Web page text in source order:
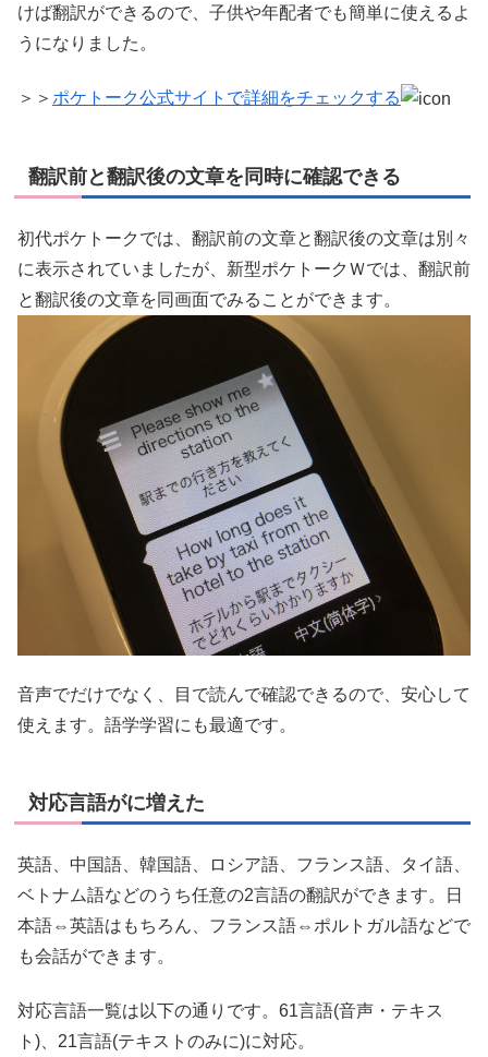
けば翻訳ができるので、子供や年配者でも簡単に使えるよ
うになりました。
＞＞ ポケトーク公式サイトで詳細をチェックする
翻訳前と翻訳後の文章を同時に確認できる
初代ポケトークでは、翻訳前の文章と翻訳後の文章は別々
に表示されていましたが、新型ポケトークＷでは、翻訳前
と翻訳後の文章を同画面でみることができます。
音声でだけでなく、目で読んで確認できるので、安心して
使えます。語学学習にも最適です。
対応言語がに増えた
英語、中国語、韓国語、ロシア語、フランス語、タイ語、
ベトナム語などのうち任意の2言語の翻訳ができます。日
本語⇔英語はもちろん、フランス語⇔ポルトガル語などで
も会話ができます。
対応言語一覧は以下の通りです。 61言語(音声・テキス
ト)、 21言語(テキストのみに)に対応。